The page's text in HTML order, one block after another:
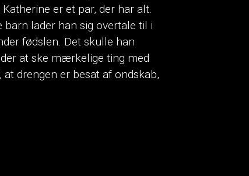
er et par, der har alt.
lader han sig overtale til i
fødslen. Det skulle han
at ske mærkelige ting med
drengen er besat af ondskab,